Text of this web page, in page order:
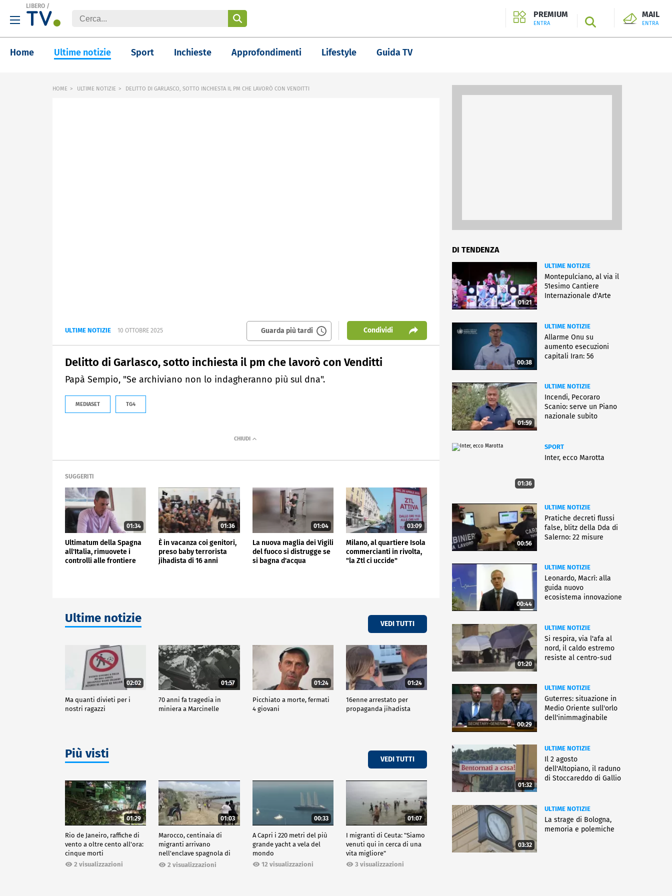
LIBERO /
PREMIUM
ENTRA SEARCH
MAIL
ENTRA
Home Ultime notizie Sport Inchieste Approfondimenti Lifestyle Guida TV
HOME ULTIME NOTIZIE DELITTO DI GARLASCO, SOTTO INCHIESTA IL PM CHE LAVORÒ CON VENDITTI
ULTIME NOTIZIE 10 OTTOBRE 2025 Guarda più tardi Condividi
Delitto di Garlasco, sotto inchiesta il pm che lavorò con Venditti
Papà Sempio, "Se archiviano non lo indagheranno più sul dna".
MEDIASET TG4
SUGGERITI
01:34
Ultimatum della Spagna
all'Italia, rimuovete i
controlli alle frontiere
01:36
È in vacanza coi genitori,
preso baby terrorista
jihadista di 16 anni
01:04
La nuova maglia dei Vigili
del fuoco si distrugge se
si bagna d'acqua
03:09
Milano, al quartiere Isola
commercianti in rivolta,
"la Ztl ci uccide"
Ultime notizie VEDI TUTTI
02:02
Ma quanti divieti per i
nostri ragazzi
01:57
70 anni fa tragedia in
miniera a Marcinelle
01:24
Picchiato a morte, fermati
4 giovani
01:24
16enne arrestato per
propaganda jihadista
Più visti VEDI TUTTI
01:29
Rio de Janeiro, raffiche di
vento a oltre cento all'ora:
cinque morti
2 visualizzazioni
01:03
Marocco, centinaia di
migranti arrivano
nell'enclave spagnola di
Ceuta2 visualizzazioni
00:33
A Capri i 220 metri del più
grande yacht a vela del
mondo
12 visualizzazioni
01:07
I migranti di Ceuta: "Siamo
venuti qui in cerca di una
vita migliore"
3 visualizzazioni
DI TENDENZA
01:21
ULTIME NOTIZIE
Montepulciano, al via il
51esimo Cantiere
Internazionale d'Arte
00:38
ULTIME NOTIZIE
Allarme Onu su
aumento esecuzioni
capitali Iran: 56
01:59
ULTIME NOTIZIE
Incendi, Pecoraro
Scanio: serve un Piano
nazionale subito
01:36
SPORT
Inter, ecco Marotta
00:56
ULTIME NOTIZIE
Pratiche decreti flussi
false, blitz della Dda di
Salerno: 22 misure
00:44
ULTIME NOTIZIE
Leonardo, Macrì: alla
guida nuovo
ecosistema innovazione
01:20
ULTIME NOTIZIE
Si respira, via l'afa al
nord, il caldo estremo
resiste al centro-sud
00:29
ULTIME NOTIZIE
Guterres: situazione in
Medio Oriente sull'orlo
dell'inimmaginabile
01:32
ULTIME NOTIZIE
Il 2 agosto
dell'Altopiano, il raduno
di Stoccareddo di Gallio
03:32
ULTIME NOTIZIE
La strage di Bologna,
memoria e polemiche